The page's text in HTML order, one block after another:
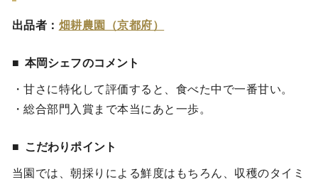
出品者： 畑耕農園（京都府）
本岡シェフのコメント
・甘さに特化して評価すると、食べた中で一番甘い。
・総合部門入賞まで本当にあと一歩。
こだわりポイント
当園では、朝採りによる鮮度はもちろん、収穫のタイミ